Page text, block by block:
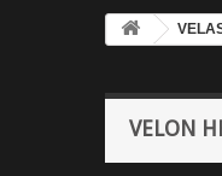
VELON